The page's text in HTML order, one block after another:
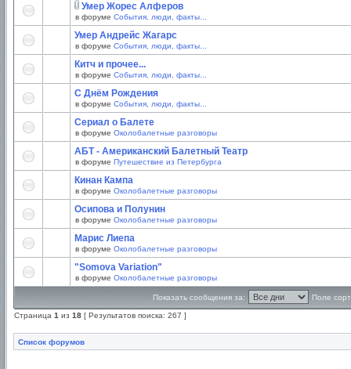
Умер Жорес Алферов
в форуме События, люди, факты...
Умер Андрейс Жагарс
в форуме События, люди, факты...
Китч и прочее...
в форуме События, люди, факты...
С Днём Рождения
в форуме События, люди, факты...
Сериал о Балете
в форуме Околобалетные разговоры
АБТ - Американский Балетный Театр
в форуме Путешествие из Петербурга
Кинан Кампа
в форуме Околобалетные разговоры
Осипова и Полунин
в форуме Околобалетные разговоры
Марис Лиепа
в форуме Околобалетные разговоры
"Somova Variation"
в форуме Околобалетные разговоры
Показать сообщения за: Поле
Страница 1 из 18 [ Результатов поиска: 267 ]
Список форумов